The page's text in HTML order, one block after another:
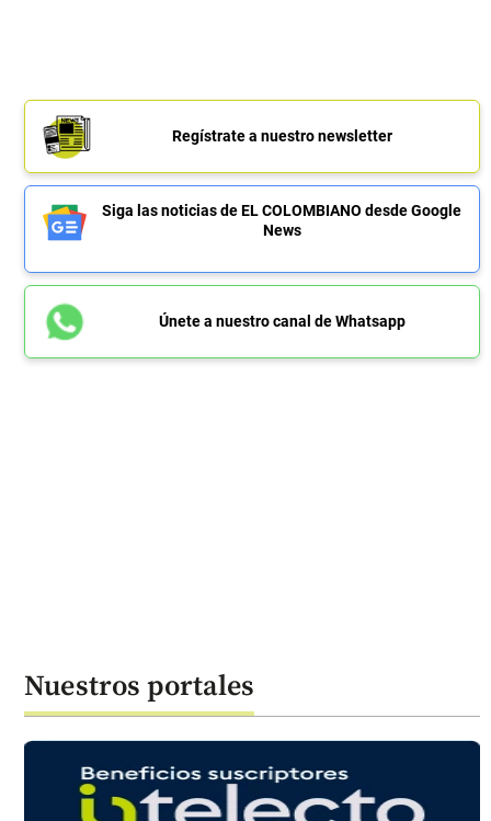
Regístrate a nuestro newsletter
Siga las noticias de EL COLOMBIANO desde Google
News
Únete a nuestro canal de Whatsapp
Nuestros portales